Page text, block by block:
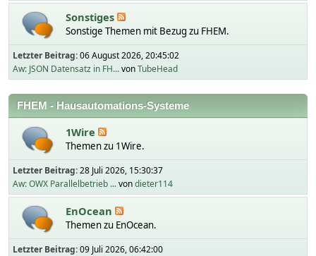
Sonstiges
Sonstige Themen mit Bezug zu FHEM.
Letzter Beitrag:06 August 2026, 20:45:02
Aw: JSON Datensatz in FH...vonTubeHead
FHEM - Hausautomations-Systeme
1Wire
Themen zu 1Wire.
Letzter Beitrag:28 Juli 2026, 15:30:37
Aw: OWX Parallelbetrieb ...vondieter114
EnOcean
Themen zu EnOcean.
Letzter Beitrag:09 Juli 2026, 06:42:00